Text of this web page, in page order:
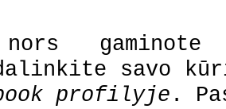
savo
profilyje .